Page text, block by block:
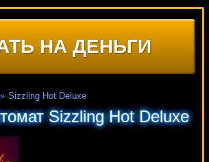
НА ДЕНЬГИ
» Sizzling Hot Deluxe
Sizzling Hot Deluxe